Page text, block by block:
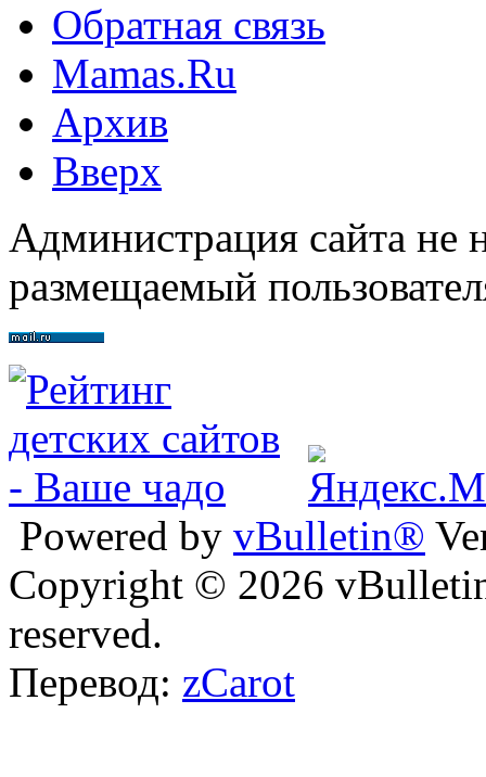
Обратная связь
Mamas.Ru
Архив
Вверх
Администрация сайта не
размещаемый
Powered by vBulletin®
Copyright © 2026
reserved.
Перевод: zCarot